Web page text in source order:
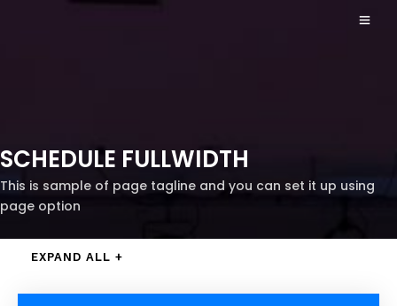
SCHEDULE FULLWIDTH
This is sample of page tagline and you can set it up using
page option
EXPAND ALL +